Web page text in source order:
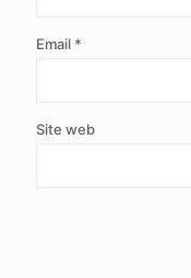
Email *
Site web